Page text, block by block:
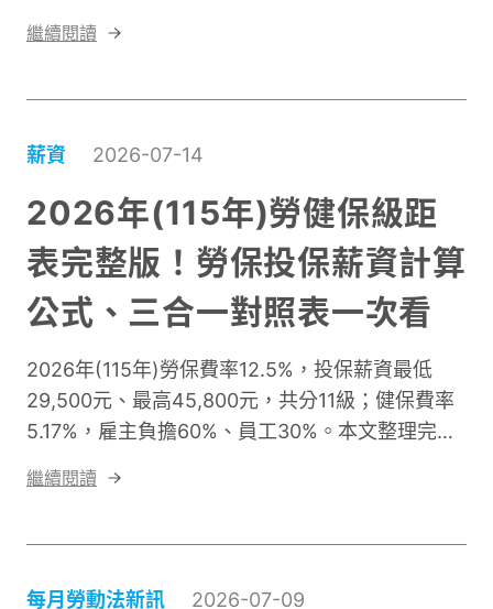
的工具，通常會更願意嘗試與學習；但如果員工只
時，不能只關注系統是否上線、員工是否完成訓
練，更需要理解員工在轉型過程中的感受。
繼續閱讀
薪資 2026-07-14
2026年(115年)勞健保級距
表完整版！勞保投保薪資計算
公式、三合一對照表一次看
2026年(115年)勞保費率12.5%，投保薪資最低
29,500元、最高45,800元，共分11級；健保費率
5.17%，雇主負擔60%、員工30%。本文整理完整
式，以及部分工時特殊級距，附免費 Excel 三合一
繼續閱讀
每月勞動法新訊 2026-07-09